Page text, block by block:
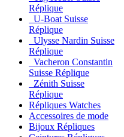
Réplique
U-Boat Suisse
Réplique
Ulysse Nardin Suisse
Réplique
Vacheron Constantin
Suisse Réplique
Zénith Suisse
Réplique
Répliques Watches
Accessoires de mode
Bijoux Répliques